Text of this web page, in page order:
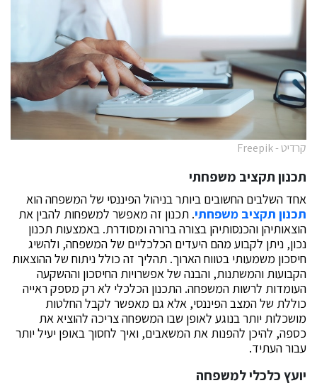
קרדיט - Freepik
תכנון תקציב משפחתי
אחד השלבים החשובים ביותר בניהול הפיננסי של המשפחה הוא
תכנון תקציב משפחתי. תכנון זה מאפשר למשפחות להבין את
הוצאותיהן והכנסותיהן בצורה ברורה ומסודרת. באמצעות תכנון
נכון, ניתן לקבוע מהם היעדים הכלכליים של המשפחה, ולהשיג
חיסכון משמעותי בטווח הארוך. תהליך זה כולל ניתוח של ההוצאות
הקבועות והמשתנות, והבנה של אפשרויות החיסכון וההשקעה
העומדות לרשות המשפחה. התכנון הכלכלי לא רק מספק ראייה
כוללת של המצב הפיננסי, אלא גם מאפשר לקבל החלטות
מושכלות יותר בנוגע לאופן שבו המשפחה צריכה להוציא את
כספה, להיכן להפנות את המשאבים, ואיך לחסוך באופן יעיל יותר
עבור העתיד.
יועץ כלכלי למשפחה